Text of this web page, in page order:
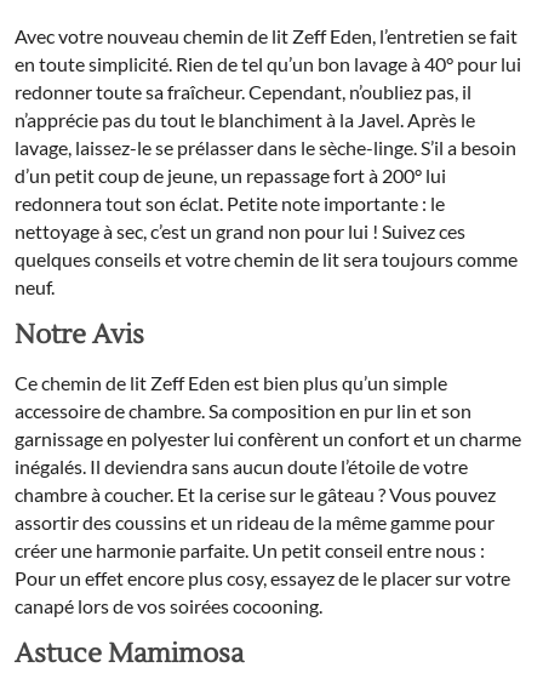
Avec votre nouveau chemin de lit Zeff Eden, l’entretien se fait
en toute simplicité. Rien de tel qu’un bon lavage à 40° pour lui
redonner toute sa fraîcheur. Cependant, n’oubliez pas, il
n’apprécie pas du tout le blanchiment à la Javel. Après le
lavage, laissez-le se prélasser dans le sèche-linge. S’il a besoin
d’un petit coup de jeune, un repassage fort à 200° lui
redonnera tout son éclat. Petite note importante : le
nettoyage à sec, c’est un grand non pour lui ! Suivez ces
quelques conseils et votre chemin de lit sera toujours comme
neuf.
Notre Avis
Ce chemin de lit Zeff Eden est bien plus qu’un simple
accessoire de chambre. Sa composition en pur lin et son
garnissage en polyester lui confèrent un confort et un charme
inégalés. Il deviendra sans aucun doute l’étoile de votre
chambre à coucher. Et la cerise sur le gâteau ? Vous pouvez
assortir des coussins et un rideau de la même gamme pour
créer une harmonie parfaite. Un petit conseil entre nous :
Pour un effet encore plus cosy, essayez de le placer sur votre
canapé lors de vos soirées cocooning.
Astuce Mamimosa